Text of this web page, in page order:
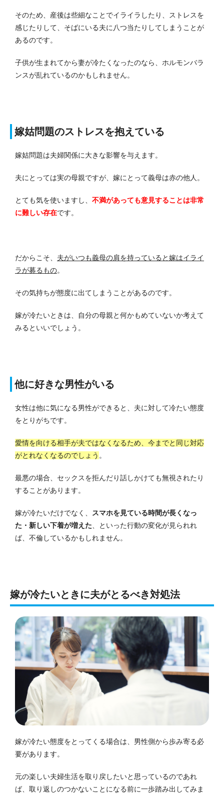
そのため、産後は些細なことでイライラしたり、ストレスを
感じたりして、そばにいる夫に八つ当たりしてしまうことが
あるのです。
子供が生まれてから妻が冷たくなったのなら、ホルモンバラ
ンスが乱れているのかもしれません。
嫁姑問題のストレスを抱えている
嫁姑問題は夫婦関係に大きな影響を与えます。
夫にとっては実の母親ですが、嫁にとって義母は赤の他人。
とても気を使いますし、 不満があっても意見することは非常
に難しい存在です。
だからこそ、 夫がいつも義母の肩を持っていると嫁はイライ
ラが募るもの。
その気持ちが態度に出てしまうことがあるのです。
嫁が冷たいときは、自分の母親と何かもめていないか考えて
みるといいでしょう。
他に好きな男性がいる
女性は他に気になる男性ができると、夫に対して冷たい態度
をとりがちです。
愛情を向ける相手が夫ではなくなるため、今までと同じ対応
がとれなくなるのでしょう 。
最悪の場合、セックスを拒んだり話しかけても無視されたり
することがあります。
嫁が冷たいだけでなく、
スマホを見ている時間が長くなっ
た・新しい下着が増えた 、といった行動の変化が見られれ
ば、不倫しているかもしれません。
嫁が冷たいときに夫がとるべき対処法
嫁が冷たい態度をとってくる場合は、男性側から歩み寄る必
要があります。
元の楽しい夫婦生活を取り戻したいと思っているのであれ
ば、取り返しのつかないことになる前に一歩踏み出してみま